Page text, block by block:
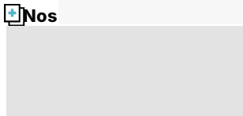
Nos fiches santé